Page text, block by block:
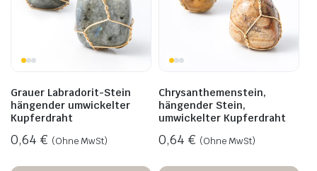
Grauer Labradorit-Stein
hängender umwickelter
Kupferdraht
0,64 € (Ohne MwSt)
Chrysanthemenstein,
hängender Stein,
umwickelter Kupferdraht
0,64 € (Ohne MwSt)